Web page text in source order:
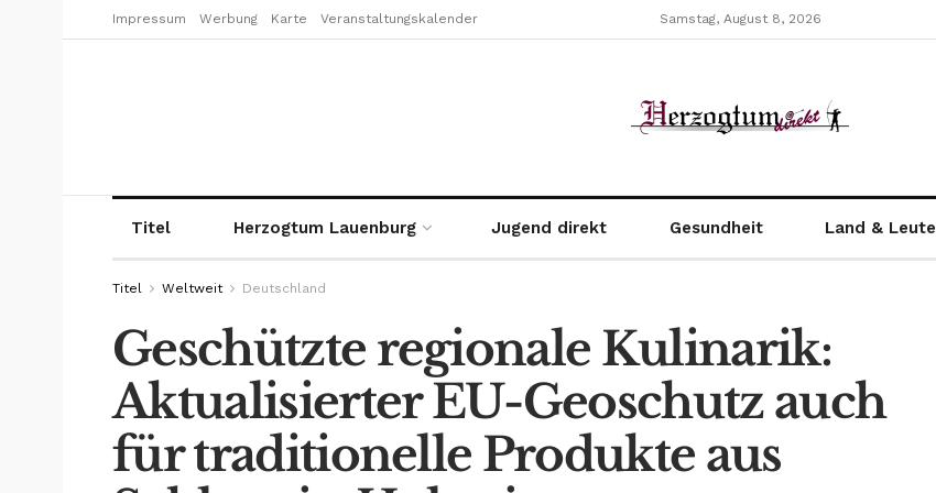
Impressum Werbung Karte Veranstaltungskalender Samstag, August 8, 2026
Titel Herzogtum Lauenburg Jugend direkt Gesundheit Land & Leute
Titel Weltweit Deutschland
Geschützte regionale Kulinarik:
Aktualisierter EU-Geoschutz auch
für traditionelle Produkte aus